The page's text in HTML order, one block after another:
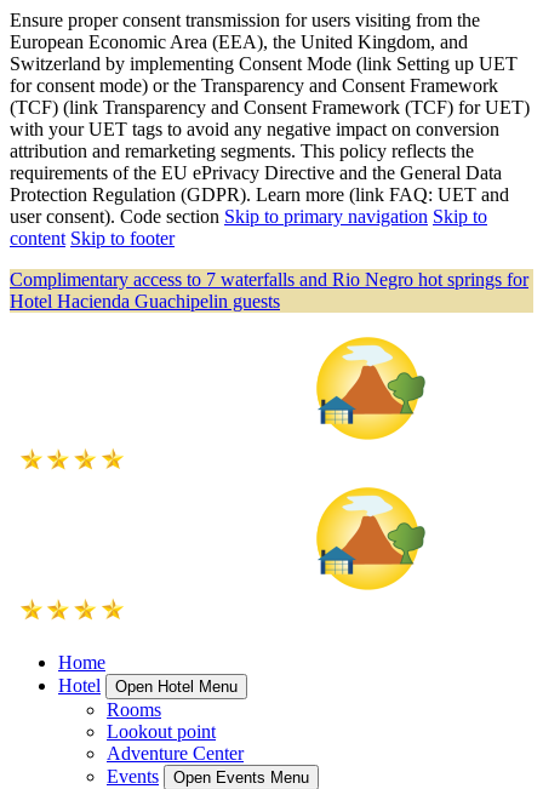
Ensure proper consent transmission for users visiting from the
European Economic Area (EEA), the United Kingdom, and
Switzerland by implementing Consent Mode (link Setting up UET
for consent mode) or the Transparency and Consent Framework
(TCF) (link Transparency and Consent Framework (TCF) for UET)
with your UET tags to avoid any negative impact on conversion
attribution and remarketing segments. This policy reflects the
requirements of the EU ePrivacy Directive and the General Data
Protection Regulation (GDPR). Learn more (link FAQ: UET and
user consent). Code section Skip to primary navigation Skip to
content Skip to footer
Complimentary access to 7 waterfalls and Rio Negro hot springs for
Hotel Hacienda Guachipelin guests
Home
Hotel
Open Hotel Menu
Rooms
Lookout point
Adventure Center
Events
Open Events Menu